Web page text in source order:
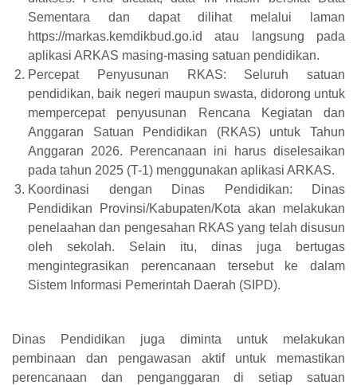
Sementara dan dapat dilihat melalui laman
https://markas.kemdikbud.go.id atau langsung pada
aplikasi ARKAS masing-masing satuan pendidikan.
Percepat Penyusunan RKAS: Seluruh satuan
pendidikan, baik negeri maupun swasta, didorong untuk
mempercepat penyusunan Rencana Kegiatan dan
Anggaran Satuan Pendidikan (RKAS) untuk Tahun
Anggaran 2026. Perencanaan ini harus diselesaikan
pada tahun 2025 (T-1) menggunakan aplikasi ARKAS.
Koordinasi dengan Dinas Pendidikan: Dinas
Pendidikan Provinsi/Kabupaten/Kota akan melakukan
penelaahan dan pengesahan RKAS yang telah disusun
oleh sekolah. Selain itu, dinas juga bertugas
mengintegrasikan perencanaan tersebut ke dalam
Sistem Informasi Pemerintah Daerah (SIPD).
Dinas Pendidikan juga diminta untuk melakukan
pembinaan dan pengawasan aktif untuk memastikan
perencanaan dan penganggaran di setiap satuan